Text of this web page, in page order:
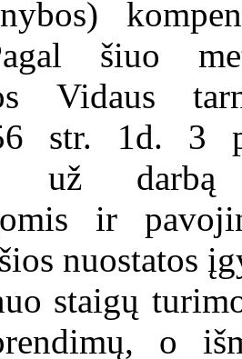
šiuo
Vidaus
str. 1d. 3
už darbą
ir
nuostatos
staigų
o